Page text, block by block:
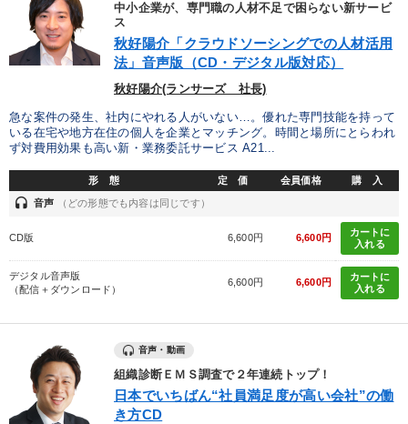
中小企業が、専門職の人材不足で困らない新サービ
ス
秋好陽介「クラウドソーシングでの人材活用
法」音声版（CD・デジタル版対応）
秋好陽介(ランサーズ 社長)
急な案件の発生、社内にやれる人がいない…。優れた専門技能を持って
いる在宅や地方在住の個人を企業とマッチング。時間と場所にとらわれ
ず対費用効果も高い新・業務委託サービス A21...
形 態 定 価 会員価格 購 入
headset 音声 （どの形態でも内容は同じです）
CD版 6,600円 6,600円
カートに
入れる
デジタル音声版
（配信＋ダウンロード）
6,600円 6,600円
カートに
入れる
音声・動画
組織診断ＥＭＳ調査で２年連続トップ！
日本でいちばん“社員満足度が高い会社”の働
き方CD